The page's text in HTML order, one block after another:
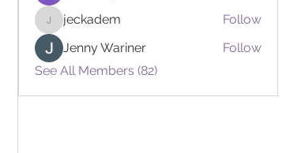
jeckadem
jeckadem
Follow
Jenny Wariner
Follow
See All Members (82)